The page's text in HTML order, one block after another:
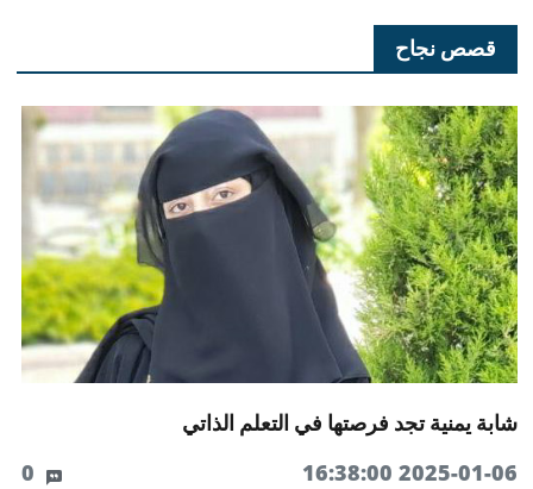
قصص نجاح
شابة يمنية تجد فرصتها في التعلم الذاتي
2025-01-06 16:38:00